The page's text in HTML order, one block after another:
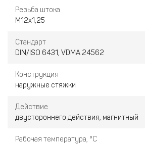
Резьба штока
M12x1,25
Стандарт
DIN/ISO 6431, VDMA 24562
Конструкция
наружные стяжки
Действие
двустороннего действия, магнитный
Рабочая температура, °С